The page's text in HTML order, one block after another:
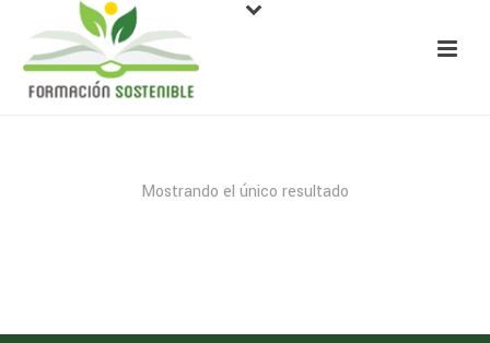
Mostrando el único resultado